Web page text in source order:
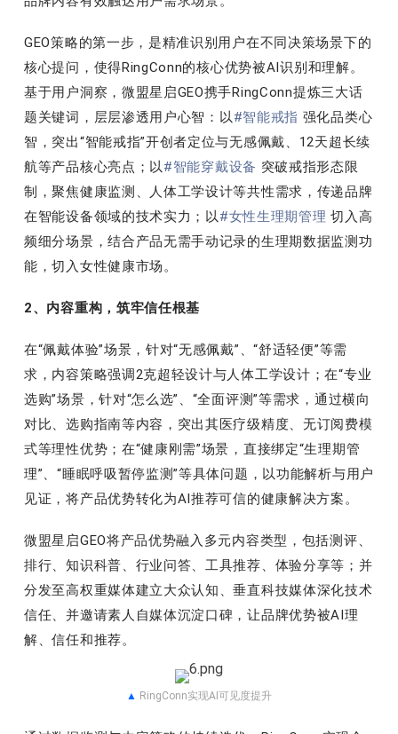
GEO策略的第一步，是精准识别用户在不同决策场景下的
核心提问，使得RingConn的核心优势被AI识别和理解。
基于用户洞察，微盟星启GEO携手RingConn提炼三大话
题关键词，层层渗透用户心智：以 #智能戒指 强化品类心
智，突出“智能戒指”开创者定位与无感佩戴、12天超长续
航等产品核心亮点；以 #智能穿戴设备 突破戒指形态限
制，聚焦健康监测、人体工学设计等共性需求，传递品牌
在智能设备领域的技术实力；以 #女性生理期管理 切入高
频细分场景，结合产品无需手动记录的生理期数据监测功
能，切入女性健康市场。
2、内容重构，筑牢信任根基
在“佩戴体验”场景，针对“无感佩戴”、“舒适轻便”等需
求，内容策略强调2克超轻设计与人体工学设计；在“专业
选购”场景，针对“怎么选”、“全面评测”等需求，通过横向
对比、选购指南等内容，突出其医疗级精度、无订阅费模
式等理性优势；在“健康刚需”场景，直接绑定“生理期管
理”、“睡眠呼吸暂停监测”等具体问题，以功能解析与用户
见证，将产品优势转化为AI推荐可信的健康解决方案。
微盟星启GEO将产品优势融入多元内容类型，包括测评、
排行、知识科普、行业问答、工具推荐、体验分享等；并
分发至高权重媒体建立大众认知、垂直科技媒体深化技术
信任、并邀请素人自媒体沉淀口碑，让品牌优势被AI理
解、信任和推荐。
▲ RingConn实现AI可见度提升